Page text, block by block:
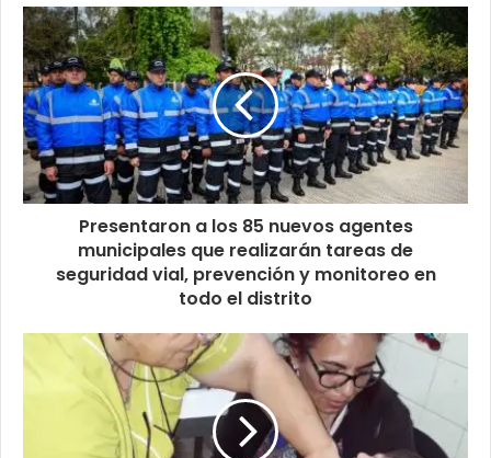
Presentaron a los 85 nuevos agentes
municipales que realizarán tareas de
seguridad vial, prevención y monitoreo en
todo el distrito